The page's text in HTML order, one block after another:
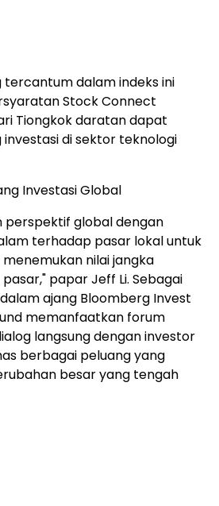
tercantum dalam indeks ini
Stock Connect
Tiongkok daratan dapat
di sektor teknologi
Investasi Global
perspektif global dengan
terhadap pasar lokal untuk
nilai jangka
papar Jeff Li. Sebagai
ajang Bloomberg Invest
memanfaatkan forum
langsung dengan investor
berbagai peluang yang
besar yang tengah